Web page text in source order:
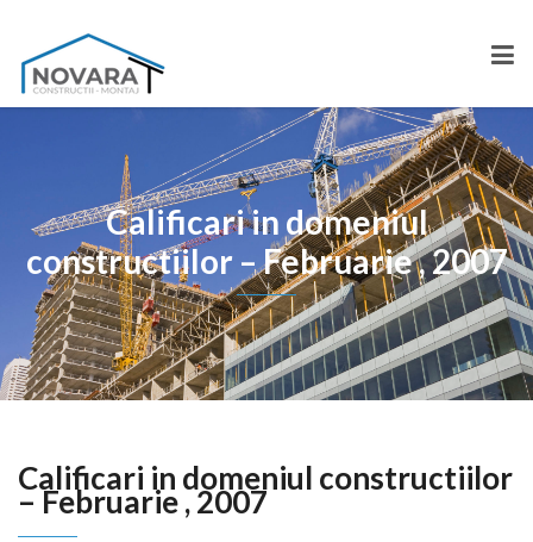
Calificari in domeniul
constructiilor – Februarie , 2007
Calificari in domeniul constructiilor
– Februarie , 2007